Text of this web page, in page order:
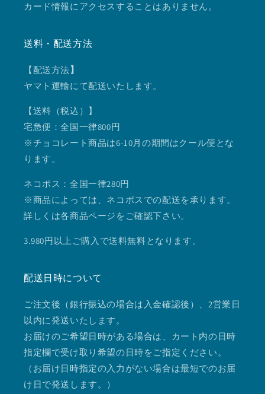
カード情報にアクセスすることはありません。
送料・配送方法
【配送方法】
ヤマト運輸にて配送いたします。
【送料（税込）】
宅急便：全国一律800円
※チョコレート商品は6-10月の期間はクール便とな
ります。
ネコポス：全国一律280円
※商品によっては、ネコポスでの配送を承ります。
詳しくは各商品ページをご確認下さい。
3.980円以上ご購入で送料無料となります。
配送日時について
ご注文後（銀行振込の場合は入金確認後）、2営業日
以内に発送いたします。
お届けのご希望日時がある場合は、カート内の日時
指定欄で受け取り希望の日時をご指定ください。
（お届け日時指定の入力がない場合は最短でのお届
け日で発送します。）